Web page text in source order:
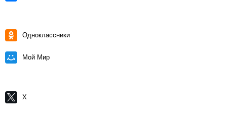
Одноклассники
Мой Мир
X